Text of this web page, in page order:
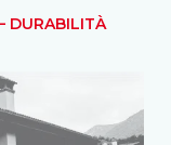
DURABILITÀ